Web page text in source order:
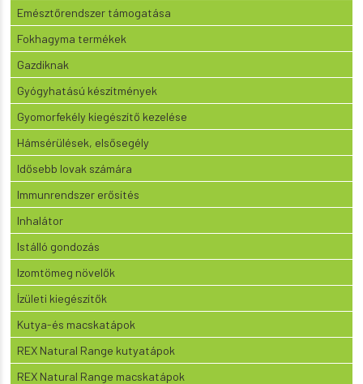
Emésztőrendszer támogatása
Fokhagyma termékek
Gazdiknak
Gyógyhatású készítmények
Gyomorfekély kiegészítő kezelése
Hámsérülések, elsősegély
Idősebb lovak számára
Immunrendszer erősítés
Inhalátor
Istálló gondozás
Izomtömeg növelők
Ízületi kiegészítők
Kutya-és macskatápok
REX Natural Range kutyatápok
REX Natural Range macskatápok